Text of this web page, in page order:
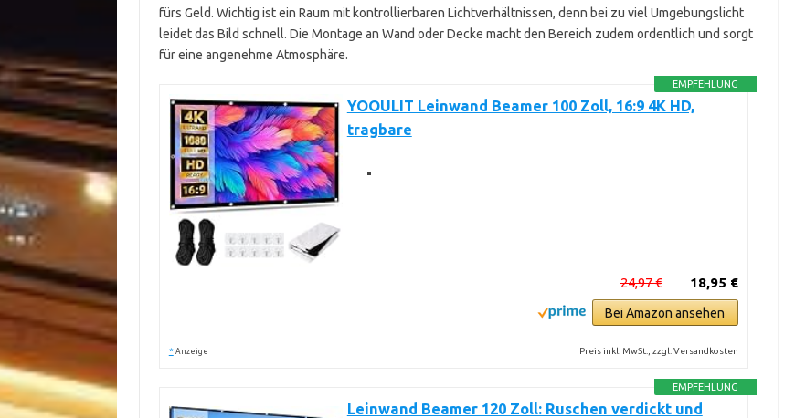
fürs Geld. Wichtig ist ein Raum mit kontrollierbaren Lichtverhältnissen, denn bei zu viel Umgebungslicht
leidet das Bild schnell. Die Montage an Wand oder Decke macht den Bereich zudem ordentlich und sorgt
für eine angenehme Atmosphäre.
EMPFEHLUNG
YOOULIT Leinwand Beamer 100 Zoll, 16:9 4K HD,
tragbare
18,95 €
24,97 €
Bei Amazon ansehen
* Anzeige Preis inkl. MwSt., zzgl. Versandkosten
EMPFEHLUNG
Leinwand Beamer 120 Zoll: Ruschen verdickt und